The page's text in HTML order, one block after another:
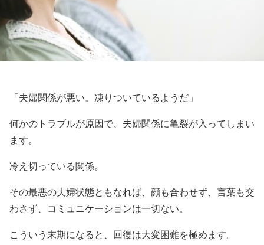
「夫婦関係が悪い。凍りついているようだ」
何かのトラブルが原因で、夫婦関係に亀裂が入ってしまい
ます。
冷え切っている関係。
その最悪の夫婦状態ともなれば、顔も合わせず、言葉も交
わさず、コミュニケーションは一切ない。
こういう末期になると、回復は大変困難を極めます。